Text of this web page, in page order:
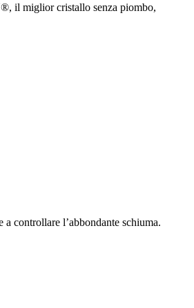
il miglior cristallo senza piombo,
controllare l’abbondante schiuma.